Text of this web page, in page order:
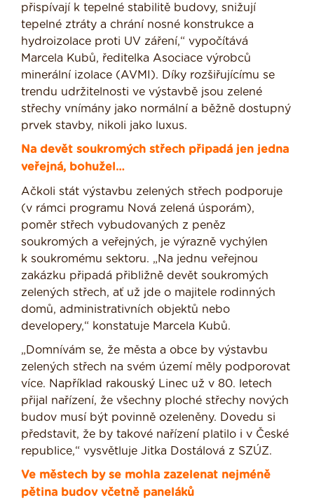
přispívají k tepelné stabilitě budovy, snižují
tepelné ztráty a chrání nosné konstrukce a
hydroizolace proti UV záření,“ vypočítává
Marcela Kubů, ředitelka Asociace výrobců
minerální izolace (AVMI). Díky rozšiřujícímu se
trendu udržitelnosti ve výstavbě jsou zelené
střechy vnímány jako normální a běžně dostupný
prvek stavby, nikoli jako luxus.
Na devět soukromých střech připadá jen jedna
veřejná, bohužel…
Ačkoli stát výstavbu zelených střech podporuje
(v rámci programu Nová zelená úsporám),
poměr střech vybudovaných z peněz
soukromých a veřejných, je výrazně vychýlen
k soukromému sektoru. „Na jednu veřejnou
zakázku připadá přibližně devět soukromých
zelených střech, ať už jde o majitele rodinných
domů, administrativních objektů nebo
developery,“ konstatuje Marcela Kubů.
„Domnívám se, že města a obce by výstavbu
zelených střech na svém území měly podporovat
více. Například rakouský Linec už v 80. letech
přijal nařízení, že všechny ploché střechy nových
budov musí být povinně ozeleněny. Dovedu si
představit, že by takové nařízení platilo i v České
republice,“ vysvětluje Jitka Dostálová z SZÚZ.
Ve městech by se mohla zazelenat nejméně
pětina budov včetně paneláků